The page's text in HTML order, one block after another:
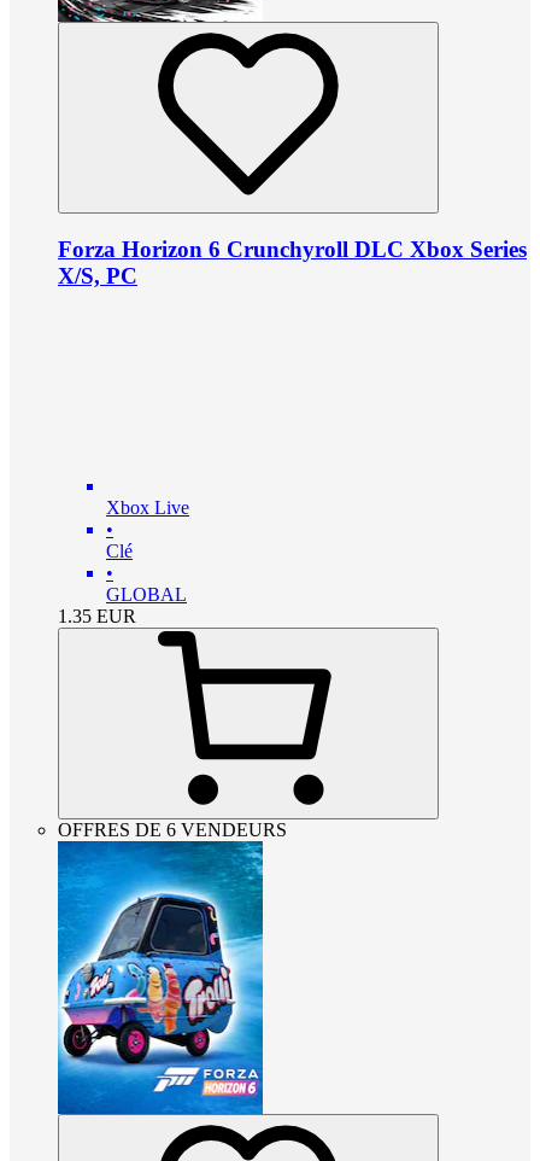
Forza Horizon 6 Crunchyroll DLC Xbox Series
X/S, PC
Xbox Live
•
Clé
•
GLOBAL
1.35 EUR
OFFRES DE 6 VENDEURS